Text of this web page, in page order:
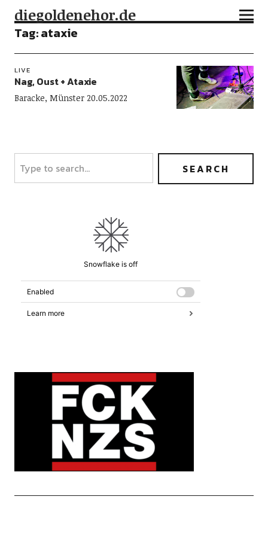
diegoldenehor.de
Tag:ataxie
LIVE
Nag, Oust + Ataxie
Baracke, Münster 20.05.2022